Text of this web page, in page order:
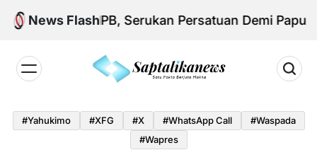
Skip
News Flash
Aksi KNPB, Serukan Persatuan Demi Papua yang
#yahukimo #XFG #x #WhatsApp Call
#waspada
#Wapres